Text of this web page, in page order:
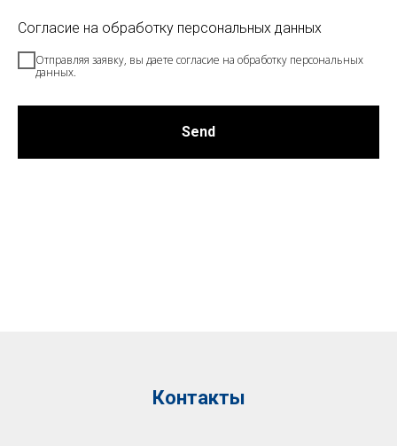
Согласие на обработку персональных данных
Отправляя заявку, вы даете согласие на обработку персональных
данных.
Send
Контакты